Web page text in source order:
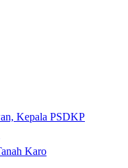
Kepala PSDKP
Karo